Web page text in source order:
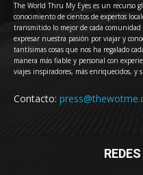
The World Thru My Eyes es un recurso
conocimiento de cientos de expertos
transmitido lo mejor de cada
expresar nuestra pasión por viajar y
tantísimas cosas que nos ha regalado
manera más fiable y personal con
viajes inspiradores, más enriquecidos, y
Contacto: